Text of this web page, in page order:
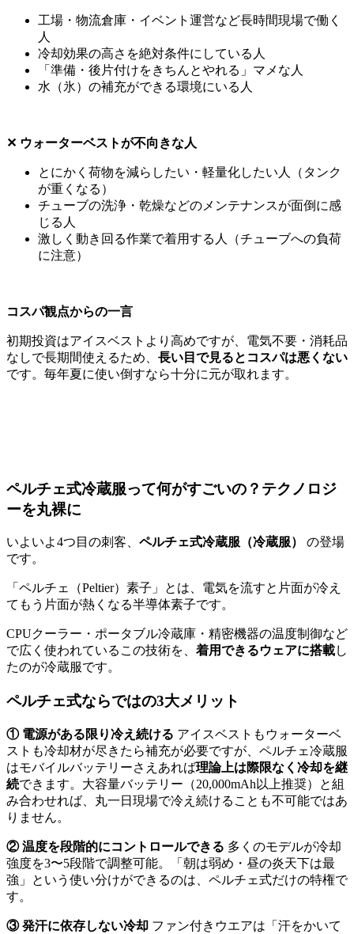
工場・物流倉庫・イベント運営など長時間現場で働く
人
冷却効果の高さを絶対条件にしている人
「準備・後片付けをきちんとやれる」マメな人
水（氷）の補充ができる環境にいる人
✕ ウォーターベストが不向きな人
とにかく荷物を減らしたい・軽量化したい人（タンク
が重くなる）
チューブの洗浄・乾燥などのメンテナンスが面倒に感
じる人
激しく動き回る作業で着用する人（チューブへの負荷
に注意）
コスパ観点からの一言
初期投資はアイスベストより高めですが、電気不要・消耗品
なしで長期間使えるため、 長い目で見るとコスパは悪くない
です。毎年夏に使い倒すなら十分に元が取れます。
ペルチェ式冷蔵服って何がすごいの？テクノロジ
ーを丸裸に
いよいよ4つ目の刺客、 ペルチェ式冷蔵服（冷蔵服）
の登場
です。
「ペルチェ（Peltier）素子」とは、電気を流すと片面が冷え
てもう片面が熱くなる半導体素子です。
CPUクーラー・ポータブル冷蔵庫・精密機器の温度制御など
で広く使われているこの技術を、 着用できるウェアに搭載し
たのが冷蔵服です。
ペルチェ式ならではの3大メリット
① 電源がある限り冷え続ける アイスベストもウォーターベ
ストも冷却材が尽きたら補充が必要ですが、ペルチェ冷蔵服
はモバイルバッテリーさえあれば理論上は際限なく冷却を継
続できます。大容量バッテリー（20,000mAh以上推奨）と組
み合わせれば、丸一日現場で冷え続けることも不可能ではあ
りません。
② 温度を段階的にコントロールできる 多くのモデルが冷却
強度を3〜5段階で調整可能。「朝は弱め・昼の炎天下は最
強」という使い分けができるのは、ペルチェ式だけの特権で
す。
③ 発汗に依存しない冷却 ファン付きウエアは「汗をかいて